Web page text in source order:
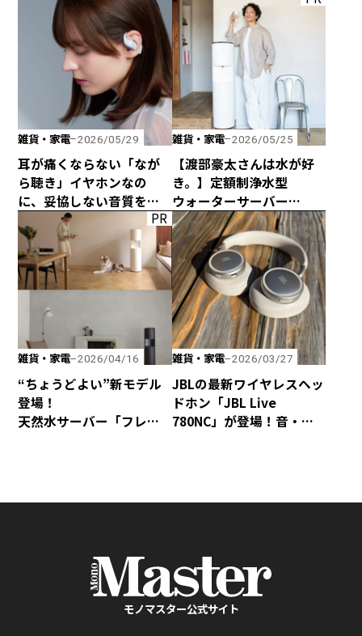
雑貨・家電 2026/05/29
耳が痛くならない「なが
ら聴き」イヤホンなの
に、妥協しない音質を追
求した「HP-H300BT」が
発売！
雑貨・家電 2026/05/25
【渡部豪太さんは水が好
き。】定額制浄水型
ウォーターサーバー
every frecious tallを
使ってみた
PR
雑貨・家電 2026/04/16
“ちょうどよい”新モデル
登場！
天然水サーバー「フレ
雑貨・家電 2026/03/27
JBLの最新ワイヤレスヘッ
ドホン「JBL Live
780NC」が登場！音・装
モノマスター公式サイト